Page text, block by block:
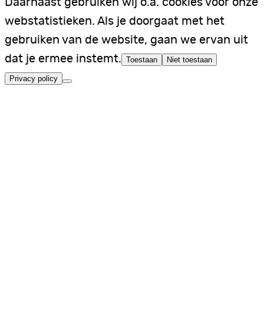
Daarnaast gebruiken wij o.a. cookies voor onze
webstatistieken. Als je doorgaat met het
gebruiken van de website, gaan we ervan uit
dat je ermee instemt. Toestaan Niet toestaan
Privacy policy